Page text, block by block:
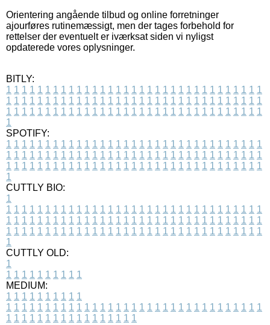
Orientering angående tilbud og online forretninger
ajourføres rutinemæssigt, men der tages forbehold for
rettelser der eventuelt er iværksat siden vi nyligst
opdaterede vores oplysninger.
BITLY:
1 1 1 1 1 1 1 1 1 1 1 1 1 1 1 1 1 1 1 1 1 1 1 1 1 1 1 1 1 1 1 1 1
1 1 1 1 1 1 1 1 1 1 1 1 1 1 1 1 1 1 1 1 1 1 1 1 1 1 1 1 1 1 1 1 1
1 1 1 1 1 1 1 1 1 1 1 1 1 1 1 1 1 1 1 1 1 1 1 1 1 1 1 1 1 1 1 1 1
1
SPOTIFY:
1 1 1 1 1 1 1 1 1 1 1 1 1 1 1 1 1 1 1 1 1 1 1 1 1 1 1 1 1 1 1 1 1
1 1 1 1 1 1 1 1 1 1 1 1 1 1 1 1 1 1 1 1 1 1 1 1 1 1 1 1 1 1 1 1 1
1 1 1 1 1 1 1 1 1 1 1 1 1 1 1 1 1 1 1 1 1 1 1 1 1 1 1 1 1 1 1 1 1
1
CUTTLY BIO:
1
1 1 1 1 1 1 1 1 1 1 1 1 1 1 1 1 1 1 1 1 1 1 1 1 1 1 1 1 1 1 1 1 1
1 1 1 1 1 1 1 1 1 1 1 1 1 1 1 1 1 1 1 1 1 1 1 1 1 1 1 1 1 1 1 1 1
1 1 1 1 1 1 1 1 1 1 1 1 1 1 1 1 1 1 1 1 1 1 1 1 1 1 1 1 1 1 1 1 1
1
CUTTLY OLD:
1
1 1 1 1 1 1 1 1 1 1
MEDIUM:
1 1 1 1 1 1 1 1 1 1
1 1 1 1 1 1 1 1 1 1 1 1 1 1 1 1 1 1 1 1 1 1 1 1 1 1 1 1 1 1 1 1 1
1 1 1 1 1 1 1 1 1 1 1 1 1 1 1 1 1